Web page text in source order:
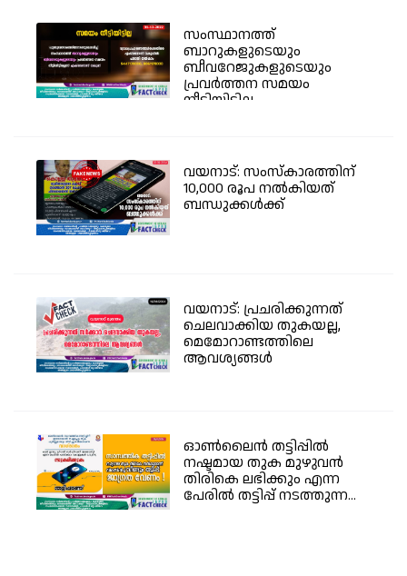
സംസ്ഥാനത്ത്
ബാറുകളുടെയും
ബീവറേജുകളുടെയും
പ്രവര്‍ത്തന സമയം
നീട്ടിയിട്ടില്ല -...
വയനാട്: സംസ്കാരത്തിന്
10,000 രൂപ നൽകിയത്
ബന്ധുക്കൾക്ക്
വയനാട്: പ്രചരിക്കുന്നത്
ചെലവാക്കിയ തുകയല്ല,
മെമോറാണ്ടത്തിലെ
ആവശ്യങ്ങൾ
ഓൺലൈൻ തട്ടിപ്പിൽ
നഷ്ടമായ തുക മുഴുവൻ
തിരികെ ലഭിക്കും എന്ന
പേരിൽ തട്ടിപ്പ് നടത്തുന്ന...